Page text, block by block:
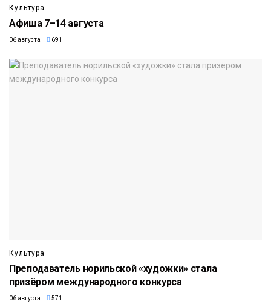
Культура
Афиша 7–14 августа
06 августа 691
Культура
Преподаватель норильской «художки» стала
призёром международного конкурса
06 августа 571